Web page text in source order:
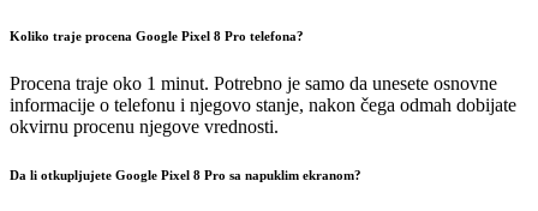
Koliko traje procena Google Pixel 8 Pro telefona?
Procena traje oko 1 minut. Potrebno je samo da unesete osnovne
informacije o telefonu i njegovo stanje, nakon čega odmah dobijate
okvirnu procenu njegove vrednosti.
Da li otkupljujete Google Pixel 8 Pro sa napuklim ekranom?